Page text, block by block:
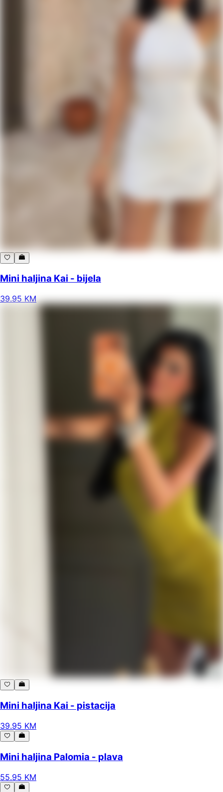
Mini haljina Kai - bijela
39.95 KM
Mini haljina Kai - pistacija
39.95 KM
Mini haljina Palomia - plava
55.95 KM